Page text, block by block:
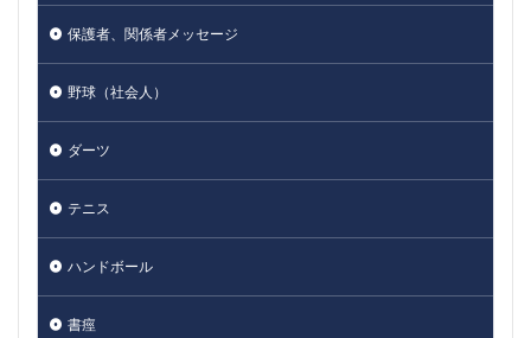
保護者、関係者メッセージ
野球（社会人）
ダーツ
テニス
ハンドボール
書痙